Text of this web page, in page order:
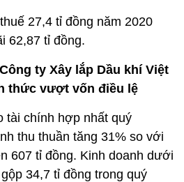
27,4 tỉ đồng năm 2020
62,87 tỉ đồng.
ty Xây lắp Dầu khí Việt
thức vượt vốn điều lệ
tài chính hợp nhất quý
thu thuần tăng 31% so với
607 tỉ đồng. Kinh doanh dưới
34,7 tỉ đồng trong quý